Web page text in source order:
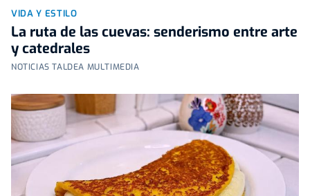
VIDA Y ESTILO
La ruta de las cuevas: senderismo entre arte
y catedrales
NOTICIAS TALDEA MULTIMEDIA